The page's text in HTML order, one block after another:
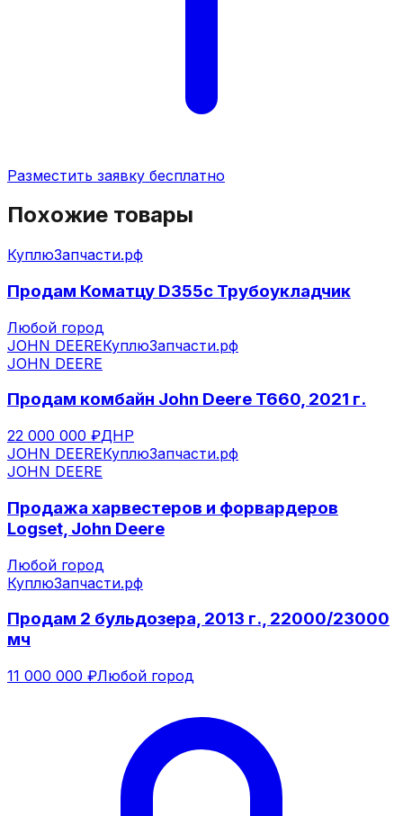
Разместить заявку бесплатно
Похожие товары
КуплюЗапчасти.рф
Продам Коматцу D355c Трубоукладчик
Любой город
JOHN DEEREКуплюЗапчасти.рф
JOHN DEERE
Продам комбайн John Deere T660, 2021 г.
22 000 000 ₽ДНР
JOHN DEEREКуплюЗапчасти.рф
JOHN DEERE
Продажа харвестеров и форвардеров
Logset, John Deere
Любой город
КуплюЗапчасти.рф
Продам 2 бульдозера, 2013 г., 22000/23000
мч
11 000 000 ₽Любой город